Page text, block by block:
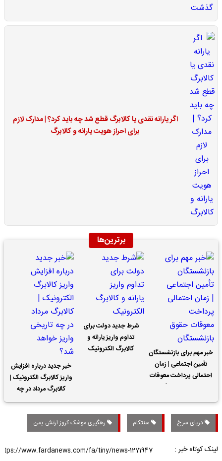
اگر یارانه نقدی یا کالابرگ قطع شد چه باید کرد؟ | مدارک لازم
برای احراز هویت یارانه و کالابرگ
برترین‌ها
خبر مهم برای بازنشستگان
تأمین اجتماعی | زمان
احتمالی پرداخت معوقات
شرط جدید دولت برای
تداوم واریز یارانه و
کالابرگ الکترونیک
خبر جدید درباره افزایش
واریز کالابرگ الکترونیک |
کالابرگ مرداد در چه
تاریخی واریز خواهد شد؟
دریای سرخ سنتکام رهگیری موشک کروز ارتش یمن
لینک کوتاه خبر :